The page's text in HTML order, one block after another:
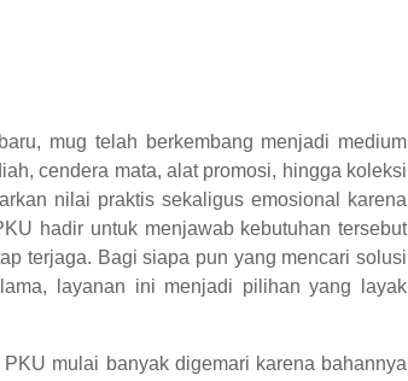
mug telah berkembang menjadi medium
cendera mata, alat promosi, hingga koleksi
nilai praktis sekaligus emosional karena
hadir untuk menjawab kebutuhan tersebut
terjaga. Bagi siapa pun yang mencari solusi
layanan ini menjadi pilihan yang layak
mulai banyak digemari karena bahannya